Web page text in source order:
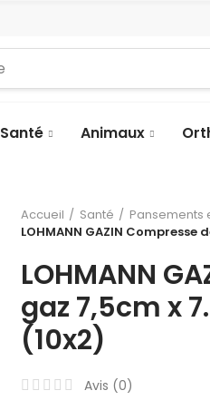
Santé Animaux
Accueil Santé
Pansements
LOHMANN GAZIN Compresse
LOHMANN
gaz 7,5cm x
(10x2)
Avis (0)